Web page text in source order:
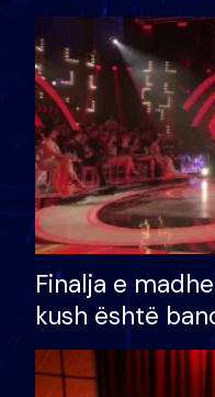
Finalja e
kush është
shtëpinë dhe
të fituar